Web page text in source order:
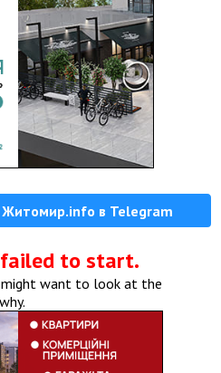
Житомир.info в Telegram
failed to start.
want to look at the